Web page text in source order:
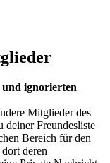
und ignorierten
Mitglieder des
deiner Freundesliste
Bereich für den
deren